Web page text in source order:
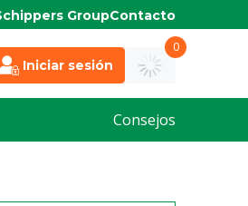
GroupContacto
Iniciar sesión
0
Consejos